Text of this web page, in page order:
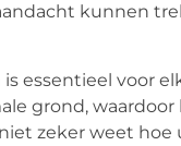
kunnen
essentieel voor
grond,
zeker weet